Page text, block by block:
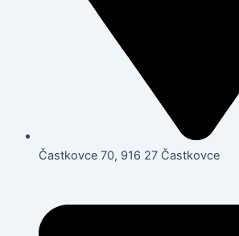
Častkovce 70, 916 27 Častkovce